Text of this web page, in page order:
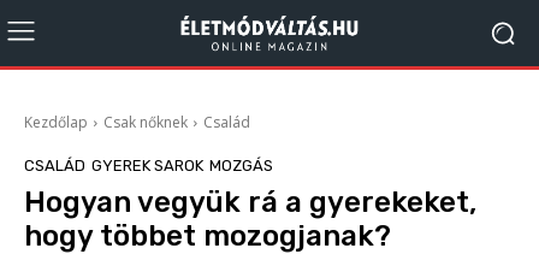
Kezdőlap Csak nőknek Család
CSALÁD GYEREK SAROK MOZGÁS
Hogyan vegyük rá a gyerekeket,
hogy többet mozogjanak?